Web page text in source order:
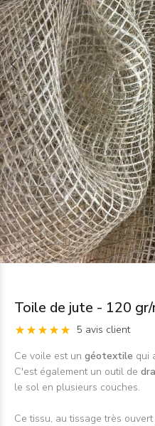
Toile de jute - 120
5 avis client
Ce voile est un géotextile qui
C'est également un outil de
le sol en plusieurs couches.
Ce tissu, au tissage très